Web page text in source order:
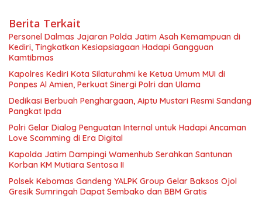
Berita Terkait
Personel Dalmas Jajaran Polda Jatim Asah Kemampuan di
Kediri, Tingkatkan Kesiapsiagaan Hadapi Gangguan
Kamtibmas
Kapolres Kediri Kota Silaturahmi ke Ketua Umum MUI di
Ponpes Al Amien, Perkuat Sinergi Polri dan Ulama
Dedikasi Berbuah Penghargaan, Aiptu Mustari Resmi Sandang
Pangkat Ipda
Polri Gelar Dialog Penguatan Internal untuk Hadapi Ancaman
Love Scamming di Era Digital
Kapolda Jatim Dampingi Wamenhub Serahkan Santunan
Korban KM Mutiara Sentosa II
Polsek Kebomas Gandeng YALPK Group Gelar Baksos Ojol
Gresik Sumringah Dapat Sembako dan BBM Gratis